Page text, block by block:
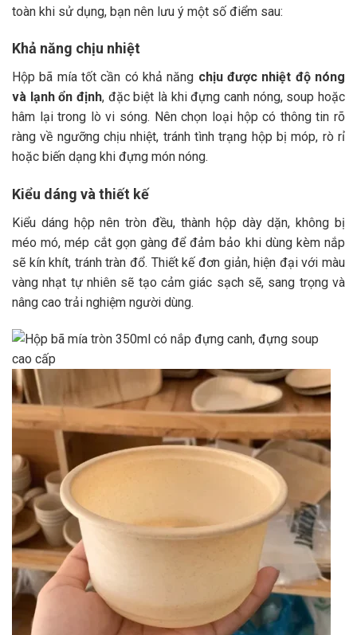
toàn khi sử dụng, bạn nên lưu ý một số điểm sau:
Khả năng chịu nhiệt
Hộp bã mía tốt cần có khả năng chịu được nhiệt độ nóng
và lạnh ổn định, đặc biệt là khi đựng canh nóng, soup hoặc
hâm lại trong lò vi sóng. Nên chọn loại hộp có thông tin rõ
ràng về ngưỡng chịu nhiệt, tránh tình trạng hộp bị móp, rò rỉ
hoặc biến dạng khi đựng món nóng.
Kiểu dáng và thiết kế
Kiểu dáng hộp nên tròn đều, thành hộp dày dặn, không bị
méo mó, mép cắt gọn gàng để đảm bảo khi dùng kèm nắp
sẽ kín khít, tránh tràn đổ. Thiết kế đơn giản, hiện đại với màu
vàng nhạt tự nhiên sẽ tạo cảm giác sạch sẽ, sang trọng và
nâng cao trải nghiệm người dùng.